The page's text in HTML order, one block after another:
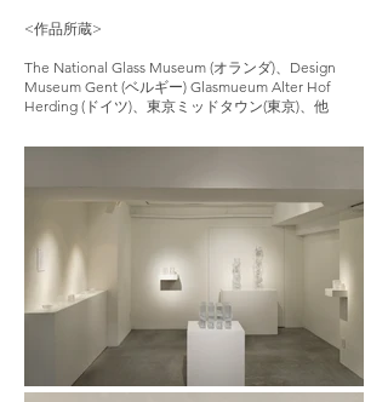
<作品所蔵>
The National Glass Museum (オランダ)、Design
Museum Gent (ベルギー) Glasmueum Alter Hof
Herding (ドイツ)、東京ミッドタウン(東京)、他